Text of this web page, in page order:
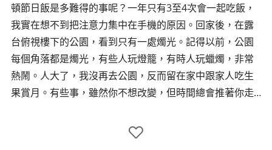
頓節日飯是多難得的事呢？一年只有3至4次會一起吃飯，
我實在想不到把注意力集中在手機的原因。回家後，在露
台俯視樓下的公園，看到只有一處燭光。記得以前，公園
每個角落都是燭光，有些人玩燈籠，有時人玩蠟燭，非常
熱鬧。人大了，我沒再去公園，反而留在家中跟家人吃生
果賞月。有些事，雖然你不想改變，但時間總會推著你走…